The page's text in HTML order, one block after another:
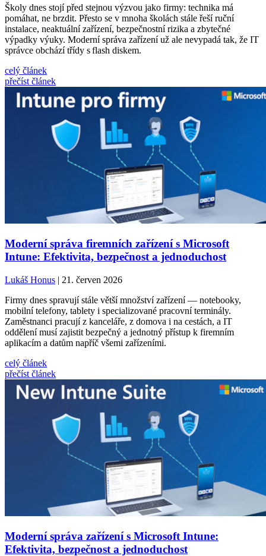
Školy dnes stojí před stejnou výzvou jako firmy: technika má
pomáhat, ne brzdit. Přesto se v mnoha školách stále řeší ruční
instalace, neaktuální zařízení, bezpečnostní rizika a zbytečné
výpadky výuky. Moderní správa zařízení už ale nevypadá tak, že IT
správce obchází třídy s flash diskem.
celý článek
přečíst článek
Moderní správa firemních zařízení s Microsoft
Intune: Efektivita, bezpečnost a jednoduchost
Lukáš Honus | 21. červen 2026
Firmy dnes spravují stále větší množství zařízení — notebooky,
mobilní telefony, tablety i specializované pracovní terminály.
Zaměstnanci pracují z kanceláře, z domova i na cestách, a IT
oddělení musí zajistit bezpečný a jednotný přístup k firemním
aplikacím a datům napříč všemi zařízeními.
celý článek
přečíst článek
Moderní správa zařízení s Microsoft Intune:
Efektivita, bezpečnost a jednoduchost